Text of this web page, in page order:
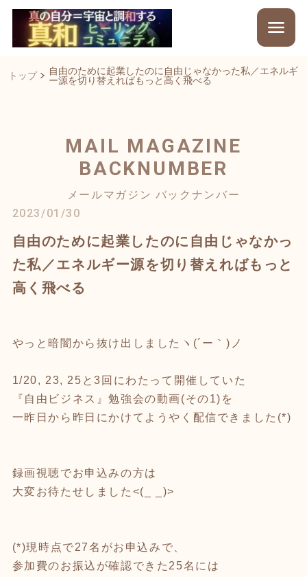
トップ
自由のために起業したのに自由じゃなかった私／エネルギ
ー源を切り替えればもっと高く飛べる
MAIL MAGAZINE
BACKNUMBER
メールマガジン バックナンバー
2023/01/30
自由のために起業したのに自由じゃなかっ
た私／エネルギー源を切り替えればもっと
高く飛べる
やっと暗闇から抜け出しましたヽ(´ー｀)ノ
1/20, 23, 25と3回にわたって開催していた
『自由ビジネス』勉強会の動画(その1)を
一昨日から昨日にかけてようやく配信できました(*)
録画視聴でお申込みの方は
大変お待たせしました<(_ _)>
(*)現時点で27名がお申込みで、
参加費のお振込が確認できた25名には